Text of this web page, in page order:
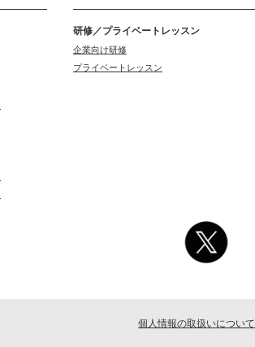
研修／プライベートレッスン
企業向け研修
プライベートレッスン
個人情報の取扱いについて